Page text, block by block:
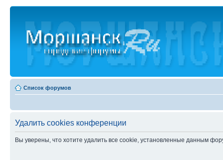
Список форумов
Удалить cookies конференции
Вы уверены, что хотите удалить все cookie, установленные данным